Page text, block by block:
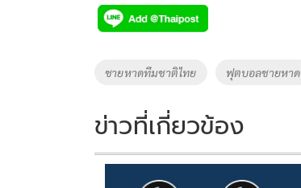
e
b
o
k
tt
er
p
y
Li
k
Tags
ชายหาดทีมชาติไทย ฟุตบอลชายหาด
ข่าวที่เกี่ยวข้อง